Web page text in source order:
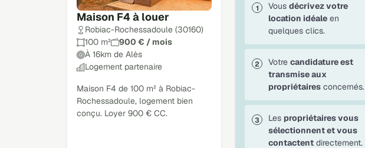
Maison F4 à louer
Robiac-Rochessadoule (30160)
100 m²
900 € / mois
À 16km de Alès
Logement partenaire
Maison F4 de 100 m² à Robiac-
Rochessadoule, logement bien
conçu. Loyer 900 € CC.
Vous décrivez votre
location idéale en
quelques clics.
Votre candidature est
transmise aux
propriétaires concernés.
Les propriétaires vous
sélectionnent et vous
contactent directement.